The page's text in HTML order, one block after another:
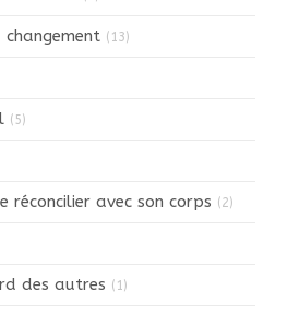
changement (13)
(5)
réconcilier avec son corps (2)
des autres (1)